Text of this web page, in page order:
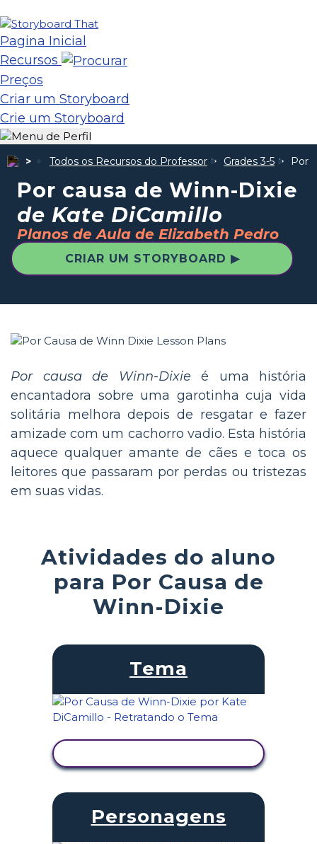
Pagina Inicial
Recursos
Preços
Criar um Storyboard
Crie um Storyboard
Todos os Recursos do Professor Grades 3-5 Por
Por causa de Winn-Dixie
de Kate DiCamillo
Planos de Aula de Elizabeth Pedro
CRIAR UM STORYBOARD ▶
Por causa de Winn-Dixie é uma história
encantadora sobre uma garotinha cuja vida
solitária melhora depois de resgatar e fazer
amizade com um cachorro vadio. Esta história
aquece qualquer amante de cães e toca os
leitores que passaram por perdas ou tristezas
em suas vidas.
Atividades do aluno
para Por Causa de
Winn-Dixie
Tema
Personagens